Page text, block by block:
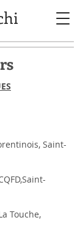
Saint-
Touche,